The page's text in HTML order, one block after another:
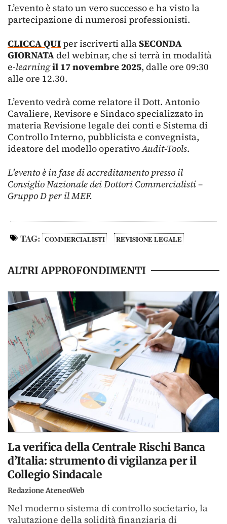
L’evento è stato un vero successo e ha visto la
partecipazione di numerosi professionisti.
CLICCA QUIper iscriverti allaSECONDA
GIORNATAdel webinar, che si terrà in modalità
e-learningil 17 novembre 2025, dalle ore 09:30
alle ore 12.30.
L’evento vedrà come relatore il Dott. Antonio
Cavaliere, Revisore e Sindaco specializzato in
materia Revisione legale dei conti e Sistema di
Controllo Interno, pubblicista e convegnista,
ideatore del modello operativoAudit-Tools.
L’evento è in fase di accreditamento presso il
Consiglio Nazionale dei Dottori Commercialisti –
Gruppo D per il MEF.
TAG: COMMERCIALISTI REVISIONE LEGALE
ALTRI APPROFONDIMENTI
La verifica della Centrale Rischi Banca
d’Italia: strumento di vigilanza per il
Collegio Sindacale
Redazione AteneoWeb
Nel moderno sistema di controllo societario, la
valutazione della solidità finanziaria di